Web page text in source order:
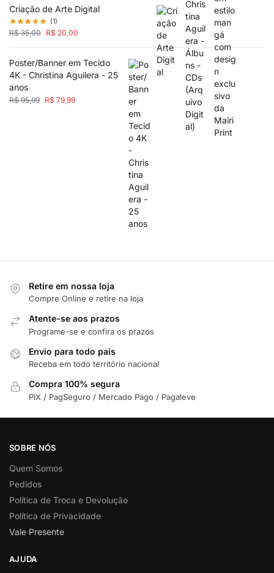
Criação de Arte Digital
(1)
R$35,00 R$ 20,00
Poster/Banner em Tecido
4K - Christina Aguilera - 25
anos
R$95,99 R$ 79,99
Retire em nossa loja
Compre Online e retire na loja
Atente-se aos prazos
Programe-se e confira os prazos
Envio para todo país
Receba em todo território nacional
Compra 100% segura
PIX / PagSeguro / Mercado Pago / Pagaleve
SOBRE NÓS
Quem Somos
Pedidos
Política de Troca e Devolução
Política de Privacidade
Vale Presente
AJUDA